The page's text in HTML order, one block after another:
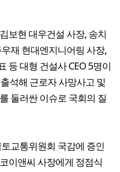
보현 대우건설 사장, 송치
재 현대엔지니어링 사장,
등 대형 건설사 CEO 5명이
석해 근로자 사망사고 및
둘러싼 이슈로 국회의 질
교통위원회 국감에 증인
이앤씨 사장에게 정점식